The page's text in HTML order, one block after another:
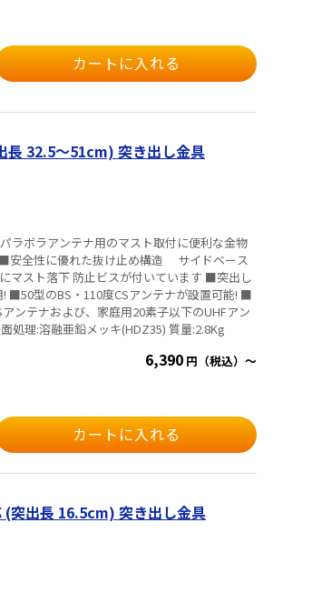
長 32.5～51cm) 突き出し金具
ラボラアンテナ用のマスト取付に便利な金物
安全性に優れた抜け止め構造 サイドベース
マスト落下 防止ビスが付いています ■突出し
■50型のBS・110度CSアンテナが設置可能! ■
テナおよび、家庭用20素子以下のUHFアン
面処理:溶融亜鉛メッキ(HDZ35) 質量:2.8Kg
6,390 円（税込）～
(突出長 16.5cm) 突き出し金具